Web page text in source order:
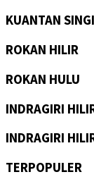
KUANTAN
ROKAN HILIR
ROKAN HULU
INDRAGIRI
INDRAGIRI
TERPOPULER